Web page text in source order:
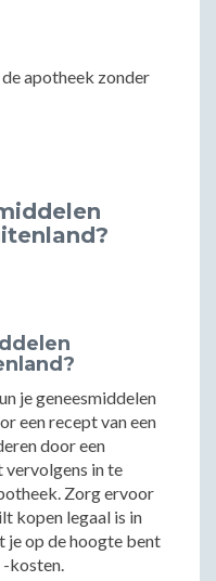
je geneesmiddelen
een recept van een
door een
vervolgens in te
Zorg ervoor
kopen legaal is in
je op de hoogte bent
-kosten.